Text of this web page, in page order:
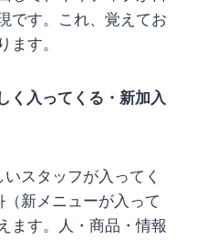
です。これ、覚えてお
ます。
く入ってくる・新加入
スタッフが入ってく
新メニューが入って
ます。人・商品・情報